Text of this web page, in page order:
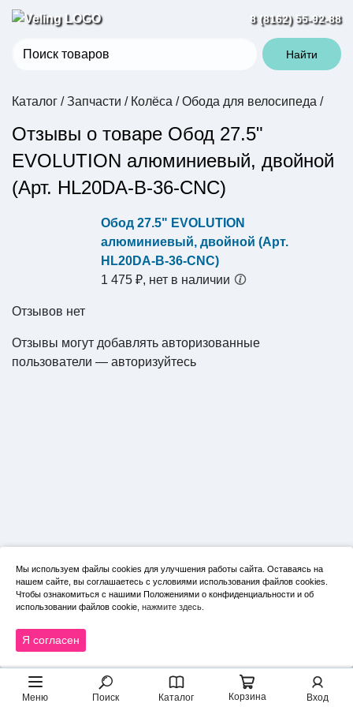
Меню Поиск Каталог Корзина Вход
8 (8162) 55-92-88
Найти
Каталог / Запчасти / Колёса / Обода для велосипеда /
Отзывы о товаре Обод 27.5"
EVOLUTION алюминиевый, двойной
(Арт. HL20DA-B-36-CNC)
Обод 27.5" EVOLUTION
алюминиевый, двойной (Арт.
HL20DA-B-36-CNC)
1 475 ₽, нет в наличии
Отзывов нет
Отзывы могут добавлять авторизованные
пользователи — авторизуйтесь
Мы используем файлы cookies для улучшения работы сайта. Оставаясь на
нашем сайте, вы соглашаетесь с условиями использования файлов cookies.
Чтобы ознакомиться с нашими Положениями о конфиденциальности и об
использовании файлов cookie, нажмите здесь
Я согласен